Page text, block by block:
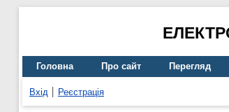
Головна Про сайт Перегляд
Вхід Реєстрація